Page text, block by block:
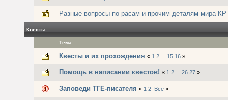
Разные вопросы по расам и прочим деталям мира КР
Квесты
Тема
Квесты и их прохождения « 1 2 15 16 »
Помощь в написании квестов! « 1 2 26 27 »
Заповеди ТГЕ-писателя « 1 2 Все »